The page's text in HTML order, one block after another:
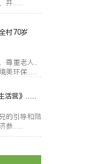
并......
村70岁
尊重老人、
美环保......
活营》......
的引导和陪
参......